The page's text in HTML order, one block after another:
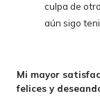
culpa de
aún sigo
Mi mayor
felices y